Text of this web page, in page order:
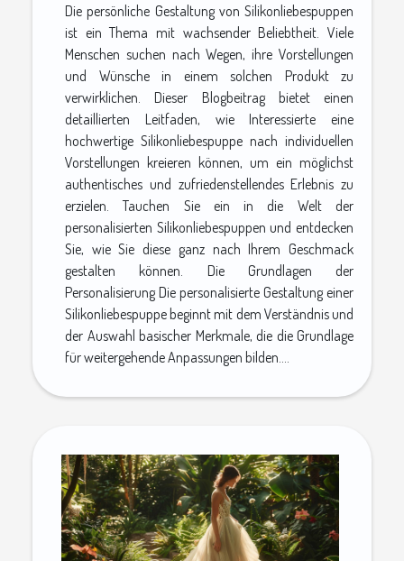
Die persönliche Gestaltung von Silikonliebespuppen
ist ein Thema mit wachsender Beliebtheit. Viele
Menschen suchen nach Wegen, ihre Vorstellungen
und Wünsche in einem solchen Produkt zu
verwirklichen. Dieser Blogbeitrag bietet einen
detaillierten Leitfaden, wie Interessierte eine
hochwertige Silikonliebespuppe nach individuellen
Vorstellungen kreieren können, um ein möglichst
authentisches und zufriedenstellendes Erlebnis zu
erzielen. Tauchen Sie ein in die Welt der
personalisierten Silikonliebespuppen und entdecken
Sie, wie Sie diese ganz nach Ihrem Geschmack
gestalten können. Die Grundlagen der
Personalisierung Die personalisierte Gestaltung einer
Silikonliebespuppe beginnt mit dem Verständnis und
der Auswahl basischer Merkmale, die die Grundlage
für weitergehende Anpassungen bilden....